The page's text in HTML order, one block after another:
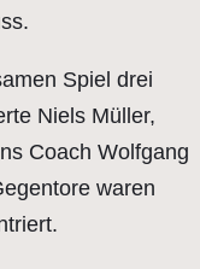
Spiel drei
Niels Müller,
Coach Wolfgang
waren